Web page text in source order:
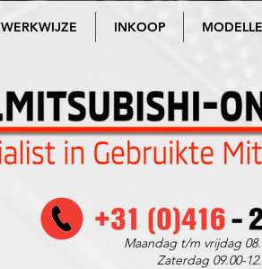
WERKWIJZE INKOOP
Maandag t/m vrijdag
Zaterdag 09.00-